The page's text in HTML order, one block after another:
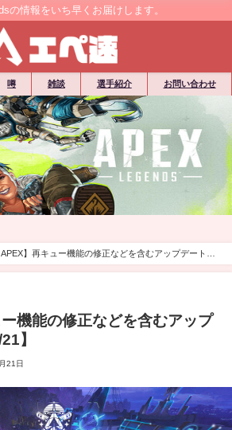
の情報をいち早くお届けします。
噂 雑談 選手紹介 お問い合わせ
APEX】再キュー機能の修正などを含むアップデートが
ー機能の修正などを含むアップ
】
21日